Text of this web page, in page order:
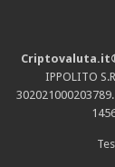
IPPOLITO
302021000203789.